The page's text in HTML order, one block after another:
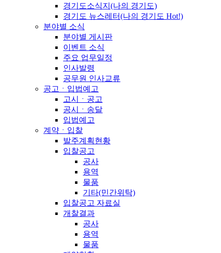
경기도소식지(나의 경기도)
경기도 뉴스레터(나의 경기도 Hot!)
분야별 소식
분야별 게시판
이벤트 소식
주요 업무일정
인사발령
공무원 인사교류
공고ㆍ입법예고
고시ㆍ공고
공시ㆍ송달
입법예고
계약ㆍ입찰
발주계획현황
입찰공고
공사
용역
물품
기타(민간위탁)
입찰공고 자료실
개찰결과
공사
용역
물품